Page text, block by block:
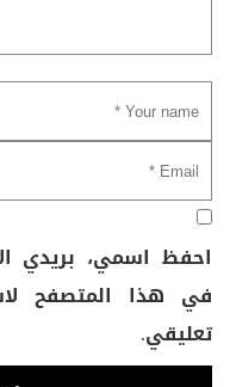
احفظ اسمي، بريدي
في هذا المتصفح
تعليقي.